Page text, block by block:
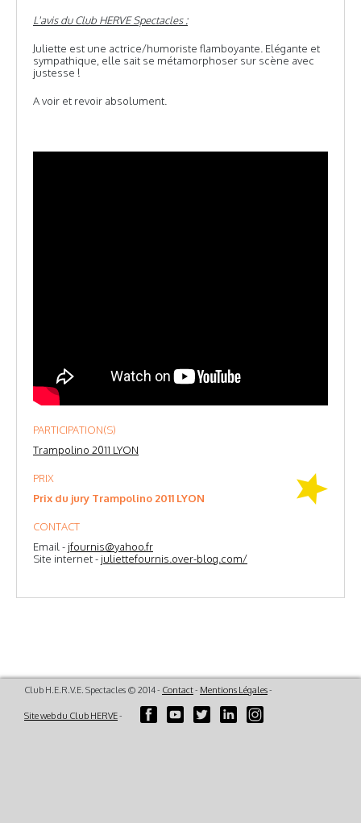
L'avis du Club HERVE Spectacles :
Juliette est une actrice/humoriste flamboyante. Elégante et
sympathique, elle sait se métamorphoser sur scène avec
justesse !
A voir et revoir absolument.
PARTICIPATION(S)
Trampolino 2011 LYON
PRIX
Prix du jury Trampolino 2011 LYON
CONTACT
Email - jfournis@yahoo.fr
Site internet - juliettefournis.over-blog.com/
Club H.E.R.V.E. Spectacles © 2014 - Contact- Mentions Légales-
Site web du Club HERVE-